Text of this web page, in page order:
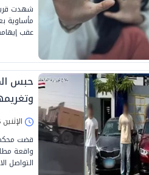
شهدت
مأساوية
عقب
وتغريمهم 400
الإثنين 08/سبتمبر/2025 - 04:18 م
واقعة
التواصل